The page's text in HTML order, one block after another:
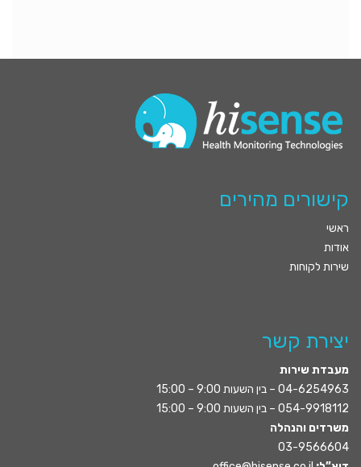
קישורים מהירים
ראשי
אודות
שירות לקוחות
יצירת קשר
מעבדת שירות
04-6254963 – בין השעות 9:00 – 15:00
054-9918112 – בין השעות 9:00 – 15:00
משרדים והנהלה
03-9566604